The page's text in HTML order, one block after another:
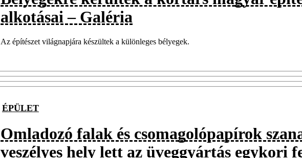
alkotásai – Galéria
Az építészet világnapjára készültek a különleges bélyegek.
ÉPÜLET
Omladozó falak és csomagolópapírok
veszélyes hely lett az üveggyártás egykori